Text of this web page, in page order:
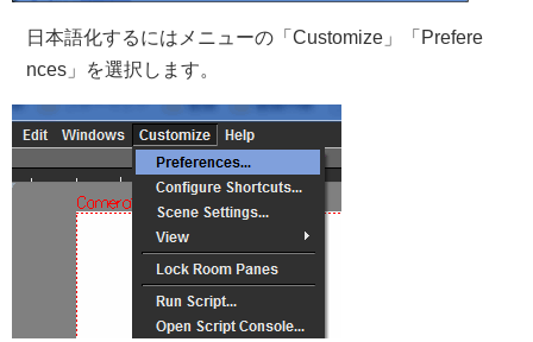
日本語化するにはメニューの「Customize」「Prefere
nces」を選択します。